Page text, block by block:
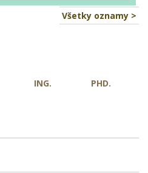
Všetky oznamy >
ING. PHD.